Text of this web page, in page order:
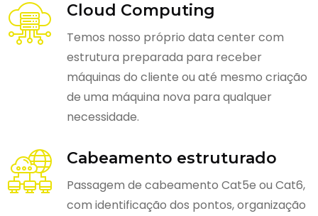
Cloud Computing
Temos nosso próprio data center com
estrutura preparada para receber
máquinas do cliente ou até mesmo criação
de uma máquina nova para qualquer
necessidade.
Cabeamento estruturado
Passagem de cabeamento Cat5e ou Cat6,
com identificação dos pontos, organização